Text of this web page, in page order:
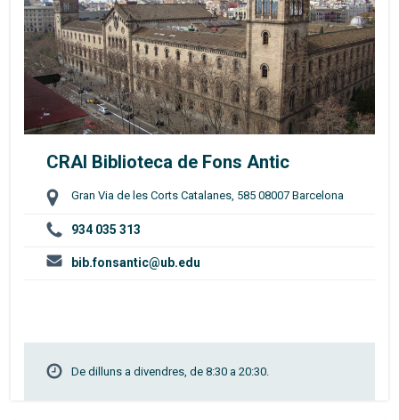
CRAI Biblioteca de Fons Antic
Gran Via de les Corts Catalanes, 585 08007 Barcelona
934 035 313
bib.fonsantic@ub.edu
De dilluns a divendres, de 8:30 a 20:30.